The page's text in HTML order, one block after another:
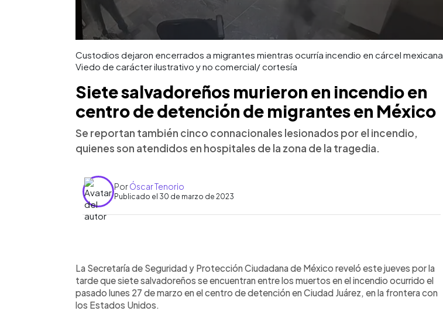
Custodios dejaron encerrados a migrantes mientras ocurría incendio en cárcel mexicana.
Viedo de carácter ilustrativo y no comercial/ cortesía
Siete salvadoreños murieron en incendio en
centro de detención de migrantes en México
Se reportan también cinco connacionales lesionados por el incendio,
quienes son atendidos en hospitales de la zona de la tragedia.
PorÓscar Tenorio
Publicado el 30 de marzo de 2023
► Escuchar artículo
La Secretaría de Seguridad y Protección Ciudadana de México reveló este jueves por la
tarde que siete salvadoreños se encuentran entre los muertos en el incendio ocurrido el
pasado lunes 27 de marzo en el centro de detención en Ciudad Juárez, en la frontera con
los Estados Unidos.